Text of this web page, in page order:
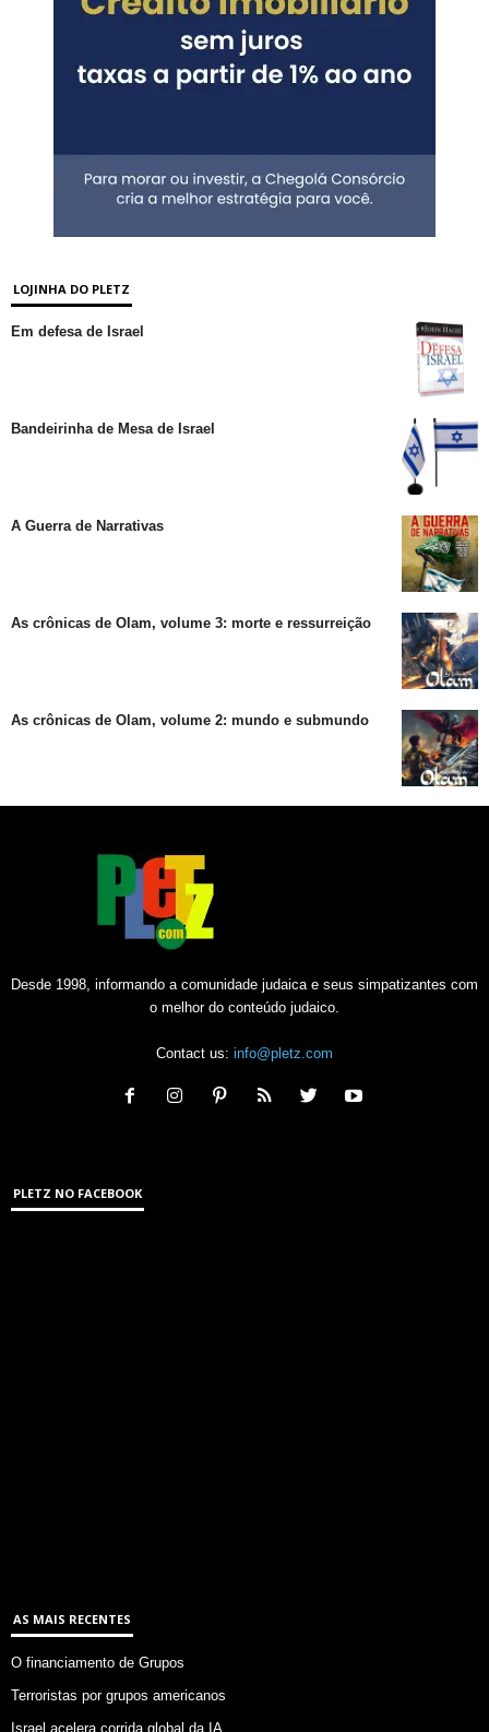
LOJINHA DO PLETZ
Em defesa de Israel
Bandeirinha de Mesa de Israel
A Guerra de Narrativas
As crônicas de Olam, volume 3: morte e ressurreição
As crônicas de Olam, volume 2: mundo e submundo
Desde 1998, informando a comunidade judaica e seus simpatizantes com
o melhor do conteúdo judaico.
Contact us: info@pletz.com
PLETZ NO FACEBOOK
AS MAIS RECENTES
O financiamento de Grupos
Terroristas por grupos americanos
Israel acelera corrida global da IA